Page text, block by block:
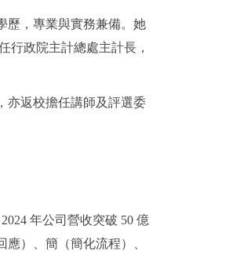
歷，專業與實務兼備。她
行政院主計總處主計長，
亦返校擔任講師及評選委
年公司營收突破 50 億
）、簡（簡化流程）、